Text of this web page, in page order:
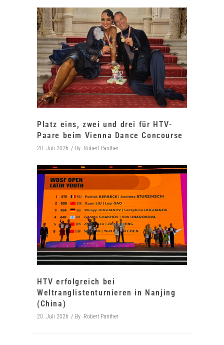
Platz eins, zwei und drei für HTV-
Paare beim Vienna Dance Concourse
20. Juli 2026 By Robert Panther
HTV erfolgreich bei
Weltranglistenturnieren in Nanjing
(China)
20. Juli 2026 By Robert Panther